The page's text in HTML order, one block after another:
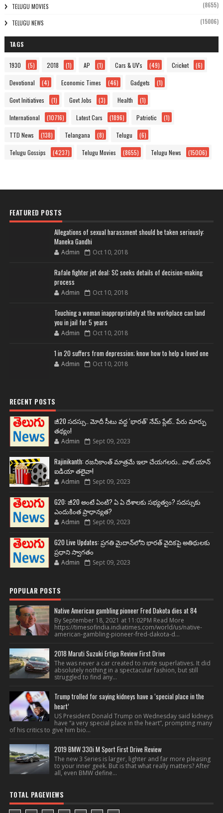
TELUGU MOVIES (8655)
TELUGU NEWS (15006)
TAGS
1930 (5) 2018 (1) AP (1) Cars & UV's (49) Cricket (6)
Devotional (4) Economic Times (46) Gadgets (1)
Govt Initiatives (1) Govt Jobs (3) Health (1)
International (10716) Latest Cars (1896) Patriotic (1)
TTD News (138) Telangana (8) Telugu (6)
Telugu Gossips (4237) Telugu Movies (8655) Telugu News (15006)
FEATURED POSTS
Allegations of sexual harassment should be taken seriously:
Maneka Gandhi
Admin Oct 10, 2018
Rafale fighter jet deal: SC seeks details of decision-making
process
Admin Oct 10, 2018
Touching a woman inappropriately at the workplace can land
you in jail for 5 years
Admin Oct 10, 2018
1 in 20 suffers from depression; know how to help a loved one
Admin Oct 10, 2018
RECENT POSTS
జీ20 సదస్సు.. మోదీ సీటు వద్ద ‘భారత్’ నేమ్ ప్లేట్‌.. పేరు మార్పు
తథ్యం!
Admin Sept 09, 2023
Rajinikanth: రజనీకాంత్ మాత్రమే ఇలా చేయగలరు.. వాట్ యాన్
ఐడియా తలైవా!
Admin Sept 09, 2023
G20: జీ20 అంటే ఏంటి? ఏ ఏ దేశాలకు సభ్యత్వం? సదస్సుకు
ఎందుకింత ప్రాధాన్యత?
Admin Sept 09, 2023
G20 Live Updates: ప్రగతి మైదాన్‌లోని భారత్ వైదికపై అతిథులకు
ప్రధాని స్వాగతం
Admin Sept 09, 2023
POPULAR POSTS
Native American gambling pioneer Fred Dakota dies at 84
By September 18, 2021 at 11:02PM Read More
https://timesofindia.indiatimes.com/world/us/native-
american-gambling-pioneer-fred-dakota-d...
2018 Maruti Suzuki Ertiga Review First Drive
The was never a car created to invite superlatives. It did
absolutely nothing in a spectacular fashion, but still
struggled to find any...
Trump trolled for saying kidneys have a ‘special place in the
heart’
US President Donald Trump on Wednesday said kidneys
have “a very special place in the heart”, prompting many
of his critics to give him bio...
2019 BMW 330i M Sport First Drive Review
The new 3 Series is larger, lighter and far more pleasing
to your inner geek. But is that what really matters? After
all, even BMW define...
TOTAL PAGEVIEWS